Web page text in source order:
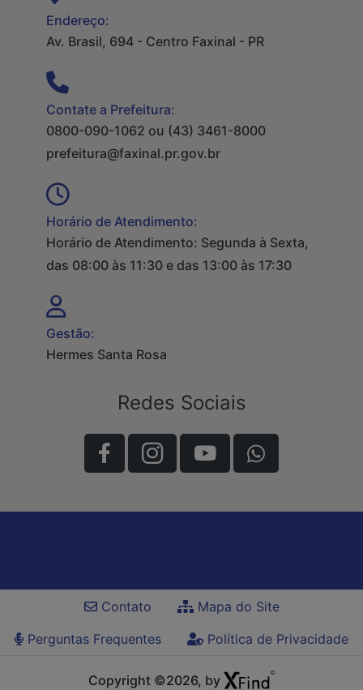
Endereço:
Av. Brasil, 694 - Centro Faxinal - PR
Contate a Prefeitura:
0800-090-1062 ou (43) 3461-8000
prefeitura@faxinal.pr.gov.br
Horário de Atendimento:
Horário de Atendimento: Segunda à Sexta,
das 08:00 às 11:30 e das 13:00 às 17:30
Gestão:
Hermes Santa Rosa
Redes Sociais
Contato
Mapa do Site
Perguntas Frequentes
Política de Privacidade
Copyright ©2026, by